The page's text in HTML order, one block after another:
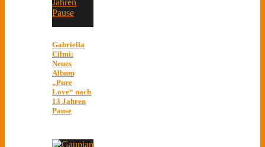
Gabriella
Cilmi:
Neues
Album
„Pure
Love“ nach
13 Jahren
Pause